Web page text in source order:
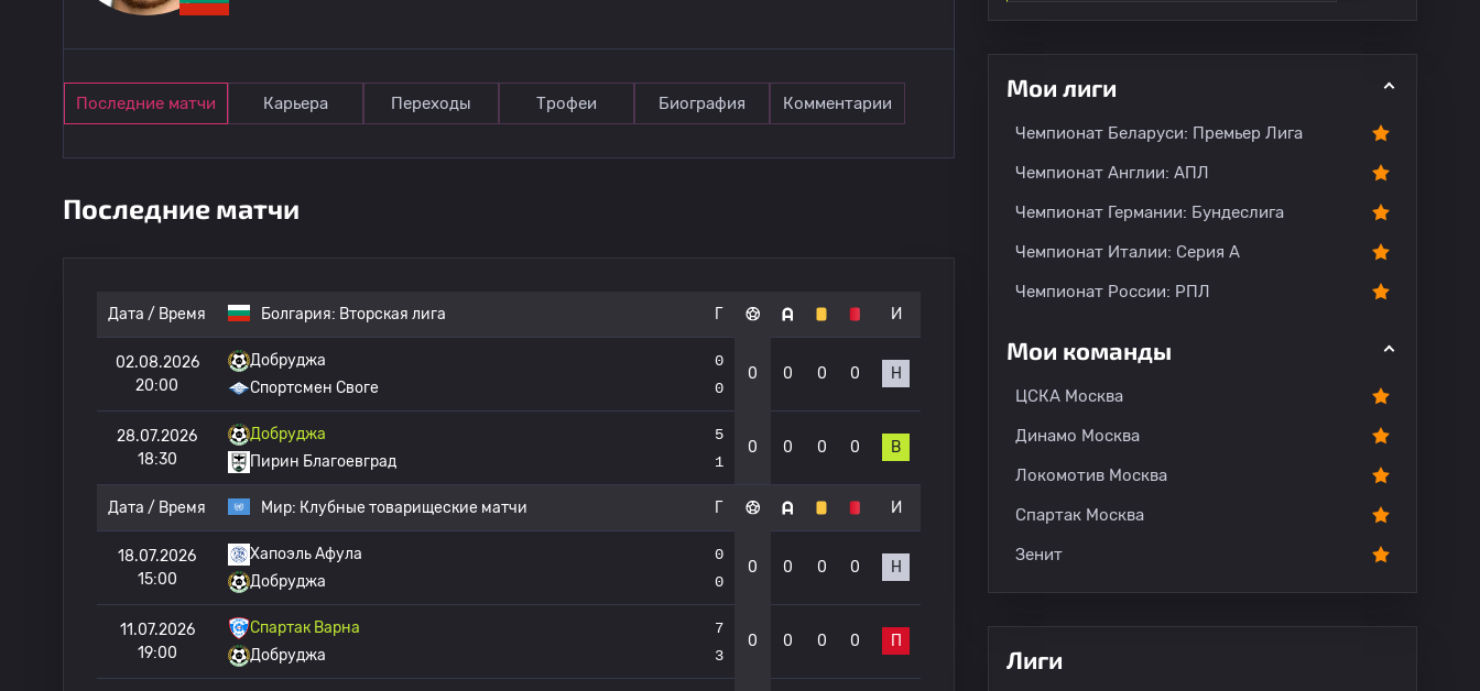
Последние матчи Карьера Переходы Трофеи Биография Комментарии
Последние матчи
Дата / Время Болгария: Вторская лига Г И
02.08.2026
20:00
Добруджа
Спортсмен Своге
0
0
0 0 0 0 Н
28.07.2026
18:30
Добруджа
Пирин Благоевград
5
1
0 0 0 0 В
Дата / Время Мир: Клубные товарищеские матчи Г И
18.07.2026
15:00
Хапоэль Афула
Добруджа
0
0
0 0 0 0 Н
11.07.2026
19:00
Спартак Варна
Добруджа
7
3
0 0 0 0 П
Мои лиги
Чемпионат Беларуси: Премьер Лига
Чемпионат Англии: АПЛ
Чемпионат Германии: Бундеслига
Чемпионат Италии: Серия А
Чемпионат России: РПЛ
Мои команды
ЦСКА Москва
Динамо Москва
Локомотив Москва
Спартак Москва
Зенит
Лиги